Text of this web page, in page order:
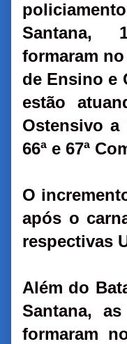
Santana,
formaram
de Ensino e
estão
Ostensivo a
66ª e 67ª
O
após o
respectivas
Além do
Santana,
formaram